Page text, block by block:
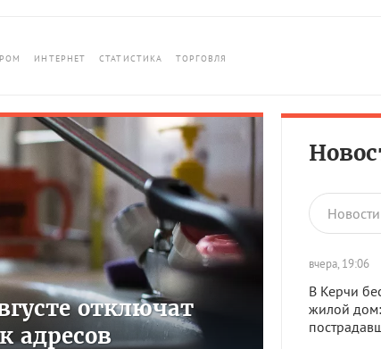
ИНТЕРНЕТ СТАТИСТИКА ТОРГОВЛЯ
вчера, 19:06
В Керчи
жилой
отключат
адресов